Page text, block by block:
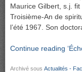
Maurice Gilbert, s.j.
Troisième-An de
l’été 1967. Son
Continue reading
Archivé sous Actualités -